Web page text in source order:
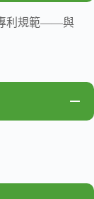
專利規範——與